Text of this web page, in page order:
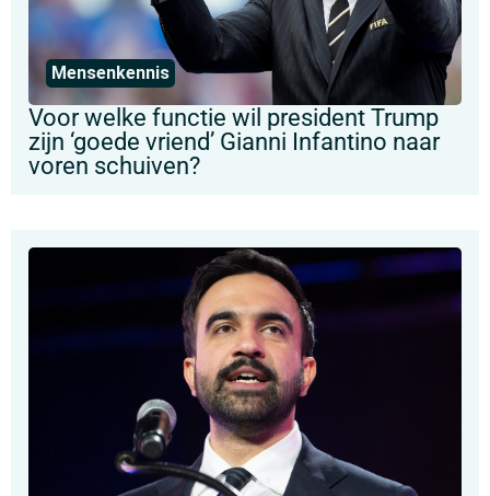
Mensenkennis
Voor welke functie wil president Trump
zijn ‘goede vriend’ Gianni Infantino naar
voren schuiven?